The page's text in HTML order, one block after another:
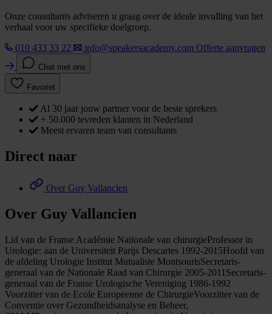
Onze consultants adviseren u graag over de ideale invulling van het
verhaal voor uw specifieke doelgroep.
010 433 33 22
info@speakersacademy.com Offerte aanvragen
Chat met ons
Favoriet
Al 30 jaar jouw partner voor de beste sprekers
+ 50.000 tevreden klanten in Nederland
Meest ervaren team van consultants
Direct naar
Over Guy Vallancien
Over Guy Vallancien
Lid van de Franse Académie Nationale van chirurgieProfessor in
Urologie: aan de Universiteit Parijs Descartes 1992-2015Hoofd van
de afdeling Urologie Institut Mutualiste MontsourisSecretaris-
generaal van de Nationale Raad van Chirurgie 2005-2011Secretaris-
generaal van de Franse Urologische Vereniging 1986-1992
Voorzitter van de Ecole Europeenne de ChirurgieVoorzitter van de
Conventie over Gezondheidsanalyse en Beheer,